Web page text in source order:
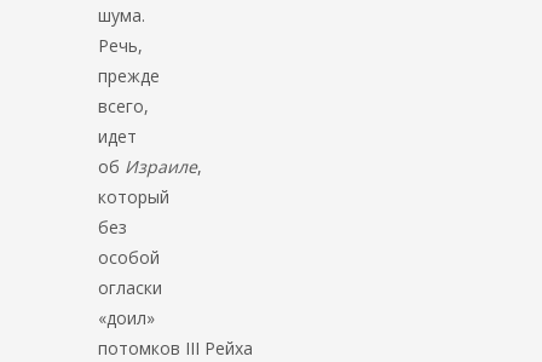
шума.
Речь,
прежде
всего,
идет
об Израиле,
который
без
особой
огласки
«доил»
потомков III Рейха